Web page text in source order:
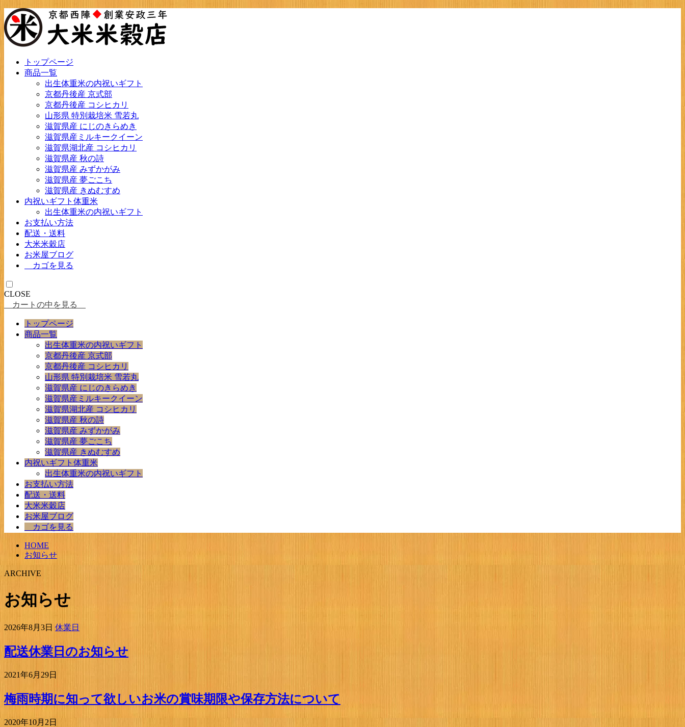
トップページ
商品一覧
出生体重米の内祝いギフト
京都丹後産 京式部
京都丹後産 コシヒカリ
山形県 特別栽培米 雪若丸
滋賀県産 にじのきらめき
滋賀県産ミルキークイーン
滋賀県湖北産 コシヒカリ
滋賀県産 秋の詩
滋賀県産 みずかがみ
滋賀県産 夢ごこち
滋賀県産 きぬむすめ
内祝いギフト体重米
出生体重米の内祝いギフト
お支払い方法
配送・送料
大米米穀店
お米屋ブログ
カゴを見る
CLOSE
カートの中を見る
トップページ
商品一覧
出生体重米の内祝いギフト
京都丹後産 京式部
京都丹後産 コシヒカリ
山形県 特別栽培米 雪若丸
滋賀県産 にじのきらめき
滋賀県産ミルキークイーン
滋賀県湖北産 コシヒカリ
滋賀県産 秋の詩
滋賀県産 みずかがみ
滋賀県産 夢ごこち
滋賀県産 きぬむすめ
内祝いギフト体重米
出生体重米の内祝いギフト
お支払い方法
配送・送料
大米米穀店
お米屋ブログ
カゴを見る
HOME
お知らせ
ARCHIVE
お知らせ
2026年8月3日 休業日
配送休業日のお知らせ
2021年6月29日
梅雨時期に知って欲しいお米の賞味期限や保存方法について
2020年10月2日